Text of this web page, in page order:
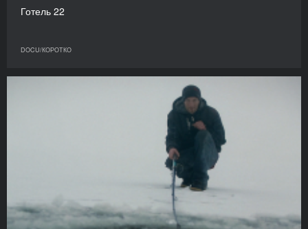
Готель 22
DOCU/КОРОТКО